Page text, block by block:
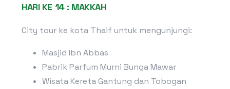
HARI KE 14 : MAKKAH
City tour ke kota Thaif untuk mengunjungi:
Masjid Ibn Abbas
Pabrik Parfum Murni Bunga Mawar
Wisata Kereta Gantung dan Tobogan